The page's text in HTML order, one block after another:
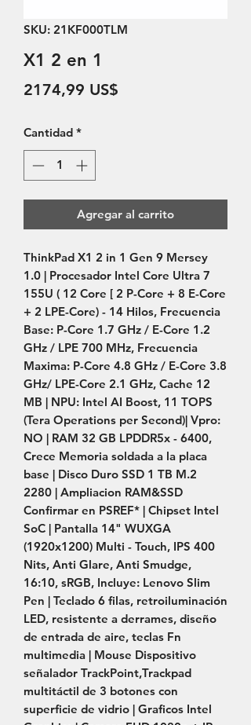
SKU: 21KF000TLM
X1 2 en 1
2174,99 US$
Cantidad *
Agregar al carrito
ThinkPad X1 2 in 1 Gen 9 Mersey
1.0 | Procesador Intel Core Ultra 7
155U ( 12 Core [ 2 P-Core + 8 E-Core
+ 2 LPE-Core) - 14 Hilos, Frecuencia
Base: P-Core 1.7 GHz / E-Core 1.2
GHz / LPE 700 MHz, Frecuencia
Maxima: P-Core 4.8 GHz / E-Core 3.8
GHz/ LPE-Core 2.1 GHz, Cache 12
MB | NPU: Intel AI Boost, 11 TOPS
(Tera Operations per Second)| Vpro:
NO | RAM 32 GB LPDDR5x - 6400,
Crece Memoria soldada a la placa
base | Disco Duro SSD 1 TB M.2
2280 | Ampliacion RAM&SSD
Confirmar en PSREF* | Chipset Intel
SoC | Pantalla 14" WUXGA
(1920x1200) Multi - Touch, IPS 400
Nits, Anti Glare, Anti Smudge,
16:10, sRGB, Incluye: Lenovo Slim
Pen | Teclado 6 filas, retroiluminación
LED, resistente a derrames, diseño
de entrada de aire, teclas Fn
multimedia | Mouse Dispositivo
señalador TrackPoint,Trackpad
multitáctil de 3 botones con
superficie de vidrio | Graficos Intel